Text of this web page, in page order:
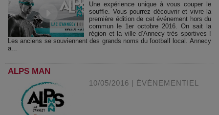
Une expérience unique à vous couper le
souffle. Vous pourrez découvrir et vivre la
première édition de cet événement hors du
commun le 1er octobre 2016. On sait la
région et la ville d’Annecy très sportives !
Les anciens se souviennent des grands noms du football local. Annecy
a...
ALPS MAN
10/05/2016 | ÉVÉNEMENTIEL